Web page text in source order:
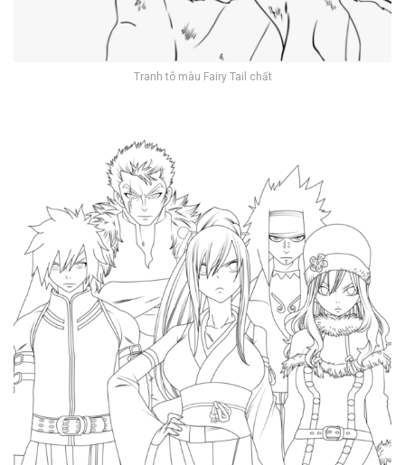
Tranh tô màu Fairy Tail chất